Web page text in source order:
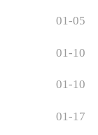
01-05
01-10
01-10
01-17